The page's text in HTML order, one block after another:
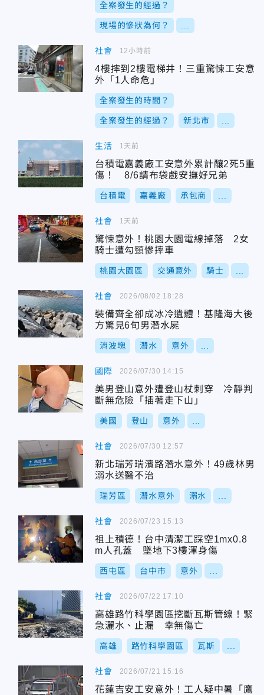
全案發生的經過？
現場的慘狀為何？
社會
4樓摔到2樓電梯井！三重驚悚工安意
外「1人命危」
全案發生的時間？
全案發生的經過？ 新北市
12小時前
生活
台積電嘉義廠工安意外累計釀2死5重
傷！ 8/6請布袋戲安撫好兄弟
台積電 嘉義廠 承包商
1天前
社會
驚悚意外！桃園大園電線掉落 2女
騎士遭勾頸慘摔車
桃園大園區 交通意外 騎士
1天前
社會
裝備齊全卻成冰冷遺體！基隆海大後
方驚見6旬男潛水屍
消波塊 潛水 意外
2026/08/02 18:28
國際
美男登山意外遭登山杖刺穿 冷靜判
斷無危險「插著走下山」
美國 登山 意外
2026/07/30 14:15
社會
新北瑞芳瑞濱路潛水意外！49歲林男
溺水送醫不治
瑞芳區 潛水意外 溺水
2026/07/30 12:57
社會
祖上積德！台中清潔工踩空1mx0.8
m人孔蓋 墜地下3樓渾身傷
西屯區 台中市 意外
2026/07/23 15:13
社會
高雄路竹科學園區挖斷瓦斯管線！緊
急灑水、止漏 幸無傷亡
高雄 路竹科學園區 瓦斯
2026/07/22 17:10
社會
花蓮吉安工安意外！工人疑中暑「鷹
2026/07/21 15:16